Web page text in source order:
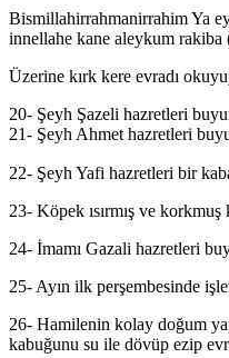
Bismillahirrahmanirrahim Ya
innellahe kane aleykum rakiba
Üzerine kırk kere evradı
20- Şeyh Şazeli hazretleri
21- Şeyh Ahmet hazretleri
23- Köpek ısırmış ve
24- İmamı Gazali hazretleri
25- Ayın ilk perşembesinde
26- Hamilenin kolay doğum
kabuğunu su ile dövüp ezip